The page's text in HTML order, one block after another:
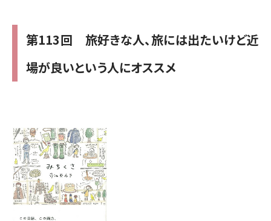
第113回 旅好きな人、旅には出たいけど近
場が良いという人にオススメ